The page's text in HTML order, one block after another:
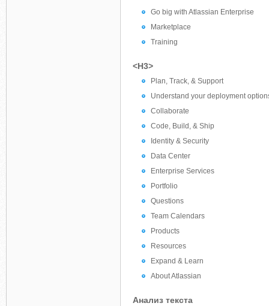
Go big with Atlassian Enterprise
Marketplace
Training
<H3>
Plan, Track, & Support
Understand your deployment
Collaborate
Code, Build, & Ship
Identity & Security
Data Center
Enterprise Services
Portfolio
Questions
Team Calendars
Products
Resources
Expand & Learn
About Atlassian
Анализ текста